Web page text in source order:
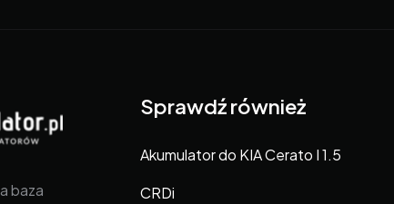
baza
Sprawdź również
Akumulator do KIA Cerato I 1.5
CRDi